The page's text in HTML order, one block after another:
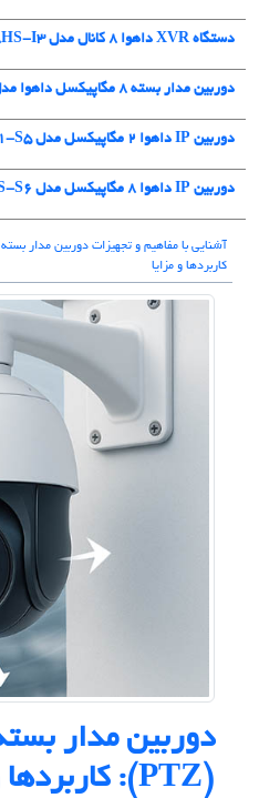
دستگاه XVR داهوا 8 کانال مدل XVR5108HS-I3
دوربین مدار بسته 8 مگاپیکسل داهوا مدل HAC-HFW1801TMP-I8
دوربین IP داهوا 2 مگاپیکسل مدل IPC-HFW1230S1-S5
دوربین IP داهوا 8 مگاپیکسل مدل IPC-HFW1830S-S6
آشنایی با مفاهیم و تجهیزات دوربین مدار بسته
کاربردها و مزایا
دوربین مدار
(PTZ): کاربردها و مزایا